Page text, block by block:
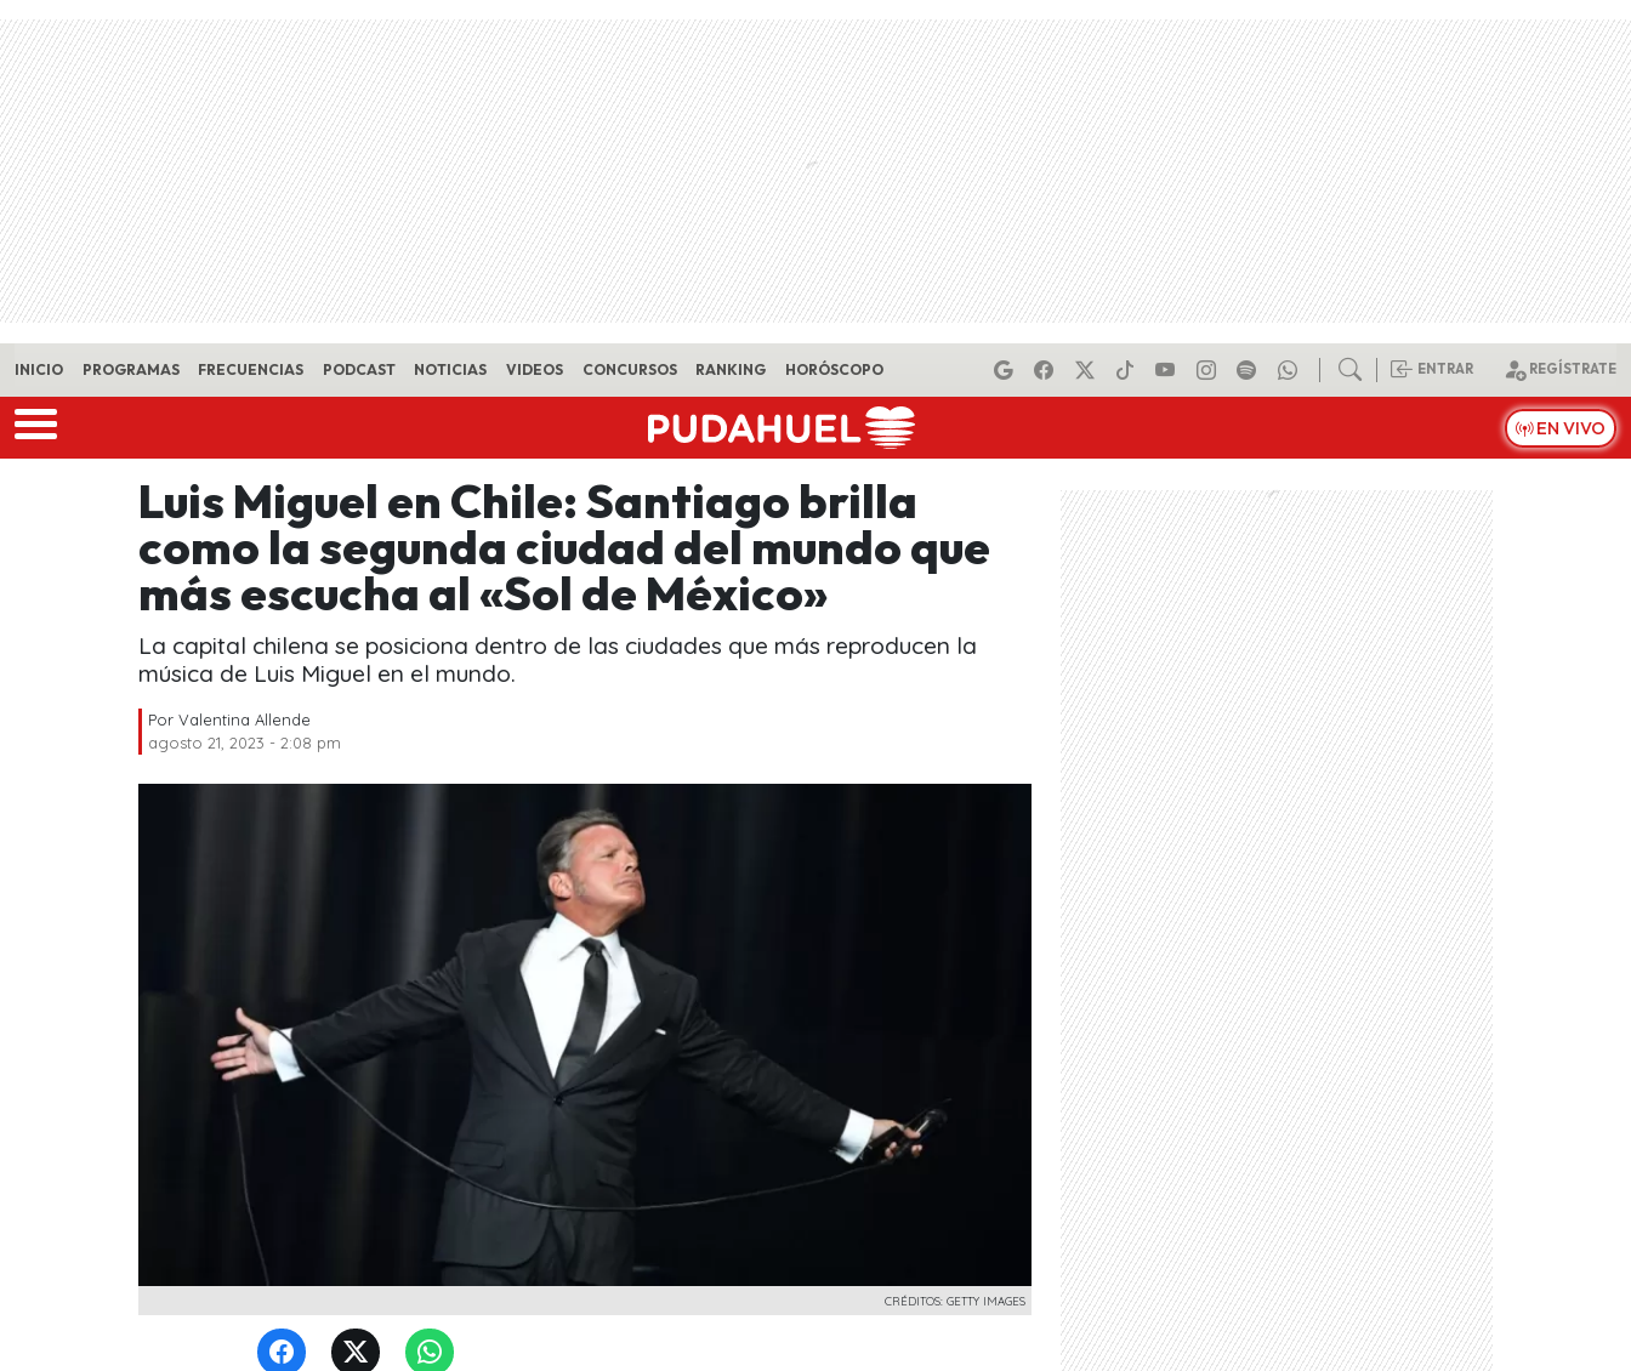
Skip to main content
INICIO PROGRAMAS FRECUENCIAS PODCAST NOTICIAS VIDEOS CONCURSOS RANKING HORÓSCOPO ENTRAR REGÍSTRATE
EN VIVO
Luis Miguel en Chile: Santiago brilla
como la segunda ciudad del mundo que
más escucha al «Sol de México»
La capital chilena se posiciona dentro de las ciudades que más reproducen la
música de Luis Miguel en el mundo.
Por Valentina Allende
agosto 21, 2023 - 2:08 pm
CRÉDITOS: GETTY IMAGES